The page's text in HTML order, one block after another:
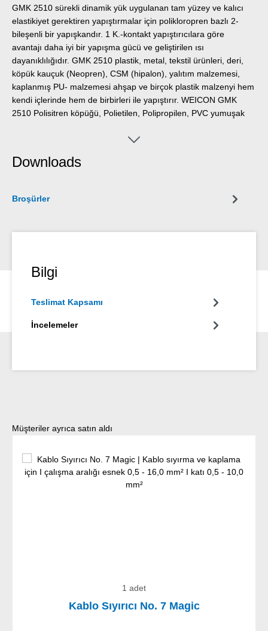
GMK 2510 sürekli dinamik yük uygulanan tam yüzey ve kalıcı
elastikiyet gerektiren yapıştırmalar için polikloropren bazlı 2-
bileşenli bir yapışkandır. 1 K.-kontakt yapıştırıcılara göre
avantajı daha iyi bir yapışma gücü ve geliştirilen ısı
dayanıklılığıdır. GMK 2510 plastik, metal, tekstil ürünleri, deri,
köpük kauçuk (Neopren), CSM (hipalon), yalıtım malzemesi,
kaplanmış PU- malzemesi ahşap ve birçok plastik malzenyi hem
kendi içlerinde hem de birbirleri ile yapıştırır. WEICON GMK
2510 Polisitren köpüğü, Polietilen, Polipropilen, PVC yumuşak
Downloads
Broşürler
Bilgi
Teslimat Kapsamı
İncelemeler
Ürün galerisini atla
Müşteriler ayrıca satın aldı
1 adet
Kablo Sıyırıcı No. 7 Magic